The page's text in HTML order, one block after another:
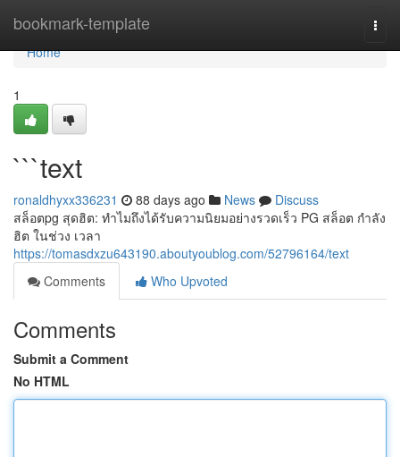
bookmark-template
Home
Home
1
```text
ronaldhyxx336231 88 days ago News
Discuss
สล็อตpg สุดฮิต: ทำไมถึงได้รับความนิยมอย่างรวดเร็ว PG สล็อต กำลัง
ฮิต ในช่วง เวลา
https://tomasdxzu643190.aboutyoublog.com/52796164/text
Comments
Who Upvoted
Comments
Submit a Comment
No HTML